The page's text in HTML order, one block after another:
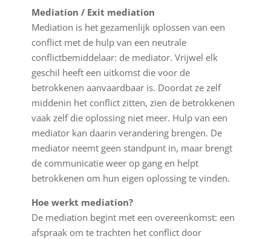
Mediation / Exit mediation
Mediation is het gezamenlijk oplossen van een
conflict met de hulp van een neutrale
conflictbemiddelaar: de mediator. Vrijwel elk
geschil heeft een uitkomst die voor de
betrokkenen aanvaardbaar is. Doordat ze zelf
middenin het conflict zitten, zien de betrokkenen
vaak zelf die oplossing niet meer. Hulp van een
mediator kan daarin verandering brengen. De
mediator neemt geen standpunt in, maar brengt
de communicatie weer op gang en helpt
betrokkenen om hun eigen oplossing te vinden.
Hoe werkt mediation?
De mediation begint met een overeenkomst: een
afspraak om te trachten het conflict door